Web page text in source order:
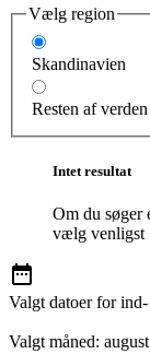
Vælg region
Skandinavien
Resten af verden
Intet resultat
Om du søger
vælg venligst
Valgt datoer for
Valgt måned: